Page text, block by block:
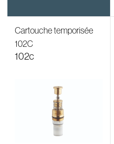
Cartouche temporisée
102C
102c